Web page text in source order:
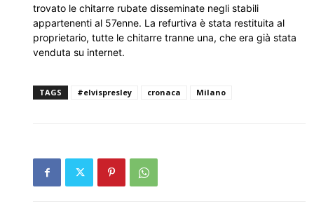
trovato le chitarre rubate disseminate negli stabili
appartenenti al 57enne. La refurtiva è stata restituita al
proprietario, tutte le chitarre tranne una, che era già stata
venduta su internet.
TAGS #elvispresley cronaca Milano